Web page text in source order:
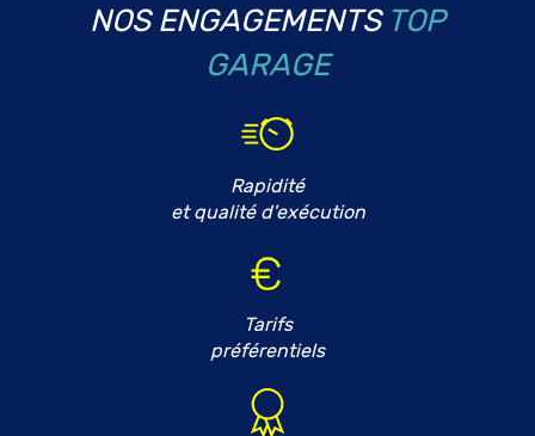
NOS ENGAGEMENTS TOP
GARAGE
Rapidité
et qualité d'exécution
Tarifs
préférentiels